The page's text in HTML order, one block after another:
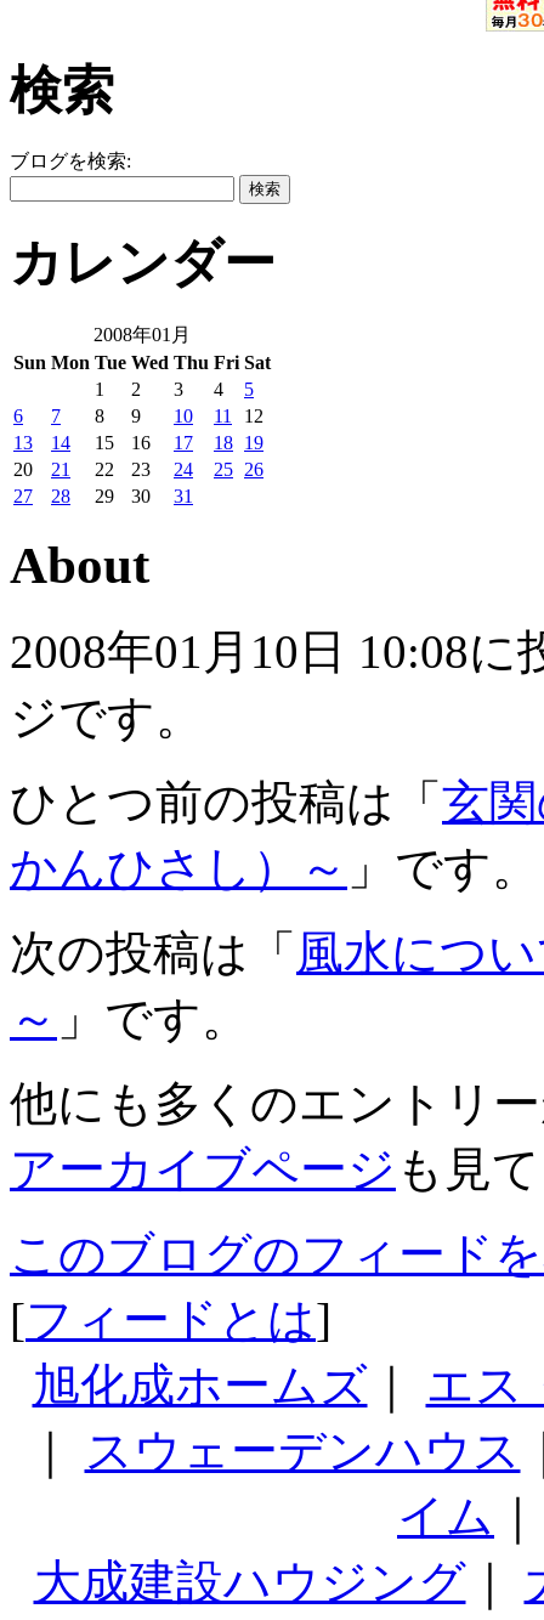
検索
ブログを検索:
カレンダー
2008年01月
Sun Mon Tue Wed Thu Fri Sat
1
2 3 4
5
6
7 8 9 10 11
12
13
14 15 16 17 18 19
20
21 22 23 24 25 26
27
28 29 30 31
About
2008年01月10日 10:08
ジです。
ひとつ前の投稿は「 玄
かんひさし）～ 」です。
次の投稿は「 風水につ
～ 」です。
他にも多くのエントリ
アーカイブページ も見
このブログのフィード
[フィードとは]
旭化成ホームズ｜ エス
スウェーデンハウス
イム
大成建設ハウジング｜